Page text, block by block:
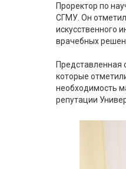
Проректор по
СГМУ. Он
искусственного
врачебных
Представленная
которые
необходимость
репутации